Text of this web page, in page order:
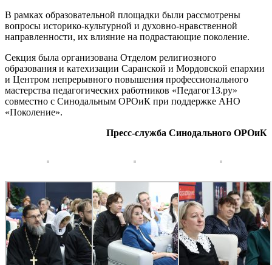
В рамках образовательной площадки были рассмотрены
вопросы историко-культурной и духовно-нравственной
направленности, их влияние на подрастающие поколение.
Секция была организована Отделом религиозного
образования и катехизации Саранской и Мордовской епархии
и Центром непрерывного повышения профессионального
мастерства педагогических работников «Педагог13.ру»
совместно с Синодальным ОРОиК при поддержке АНО
«Поколение».
Пресс-служба Синодального ОРОиК